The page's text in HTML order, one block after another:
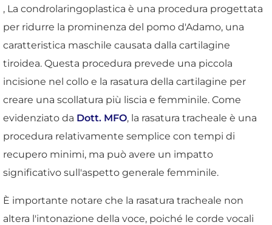
, La condrolaringoplastica è una procedura progettata
per ridurre la prominenza del pomo d'Adamo, una
caratteristica maschile causata dalla cartilagine
tiroidea. Questa procedura prevede una piccola
incisione nel collo e la rasatura della cartilagine per
creare una scollatura più liscia e femminile. Come
evidenziato da Dott. MFO, la rasatura tracheale è una
procedura relativamente semplice con tempi di
recupero minimi, ma può avere un impatto
significativo sull'aspetto generale femminile.
È importante notare che la rasatura tracheale non
altera l'intonazione della voce, poiché le corde vocali